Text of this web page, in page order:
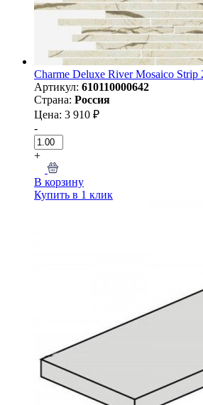
Charme Deluxe River Mosaico Strip
Артикул: 610110000642
Страна: Россия
Цена: 3 910 ₽
-
+
В корзину
Купить в 1 клик